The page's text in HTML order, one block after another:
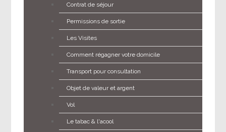
Contrat de séjour
Permissions de sortie
Les Visites
Comment régagner votre domicile
Transport pour consultation
Objet de valeur et argent
Vol
Le tabac & l'acool